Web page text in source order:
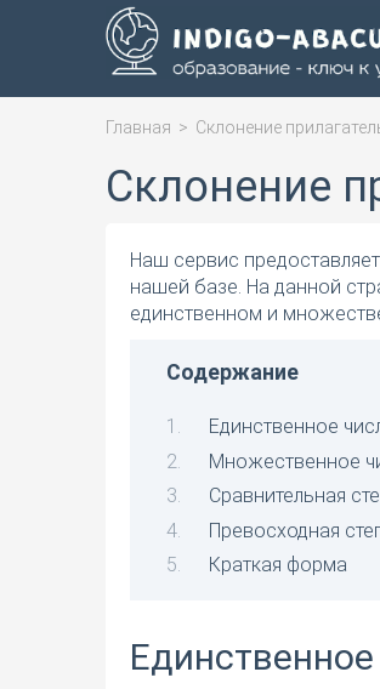
Главная > Склонение
Склонение
Наш сервис
нашей базе. На данной
единственном и
Содержание
Единственное
Множественное
Сравнительная
Превосходная
Краткая форма